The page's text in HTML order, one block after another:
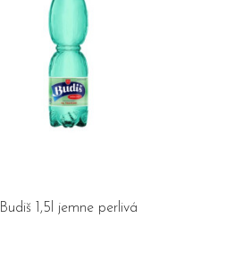
Budiš 1,5l jemne perlivá